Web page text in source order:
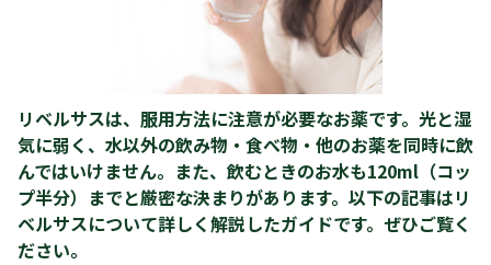
リベルサスは、服用方法に注意が必要なお薬です。光と湿
気に弱く、水以外の飲み物・食べ物・他のお薬を同時に飲
んではいけません。また、飲むときのお水も120ml（コッ
プ半分）までと厳密な決まりがあります。以下の記事はリ
ベルサスについて詳しく解説したガイドです。ぜひご覧く
ださい。